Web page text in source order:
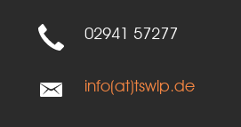
02941 57277
info(at)tswlp.de